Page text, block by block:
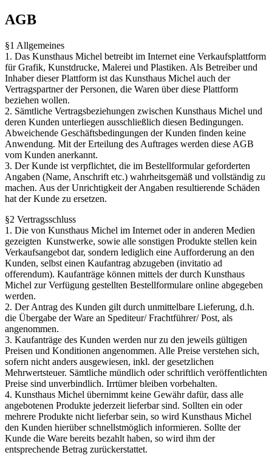
AGB
§1 Allgemeines
1. Das Kunsthaus Michel betreibt im Internet eine Verkaufsplattform
für Grafik, Kunstdrucke, Malerei und Plastiken. Als Betreiber und
Inhaber dieser Plattform ist das Kunsthaus Michel auch der
Vertragspartner der Personen, die Waren über diese Plattform
beziehen wollen.
2. Sämtliche Vertragsbeziehungen zwischen Kunsthaus Michel und
deren Kunden unterliegen ausschließlich diesen Bedingungen.
Abweichende Geschäftsbedingungen der Kunden finden keine
Anwendung. Mit der Erteilung des Auftrages werden diese AGB
vom Kunden anerkannt.
3. Der Kunde ist verpflichtet, die im Bestellformular geforderten
Angaben (Name, Anschrift etc.) wahrheitsgemäß und vollständig zu
machen. Aus der Unrichtigkeit der Angaben resultierende Schäden
hat der Kunde zu ersetzen.
§2 Vertragsschluss
1. Die von Kunsthaus Michel im Internet oder in anderen Medien
gezeigten Kunstwerke, sowie alle sonstigen Produkte stellen kein
Verkaufsangebot dar, sondern lediglich eine Aufforderung an den
Kunden, selbst einen Kaufantrag abzugeben (invitatio ad
offerendum). Kaufanträge können mittels der durch Kunsthaus
Michel zur Verfügung gestellten Bestellformulare online abgegeben
werden.
2. Der Antrag des Kunden gilt durch unmittelbare Lieferung, d.h.
die Übergabe der Ware an Spediteur/ Frachtführer/ Post, als
angenommen.
3. Kaufanträge des Kunden werden nur zu den jeweils gültigen
Preisen und Konditionen angenommen. Alle Preise verstehen sich,
sofern nicht anders ausgewiesen, inkl. der gesetzlichen
Mehrwertsteuer. Sämtliche mündlich oder schriftlich veröffentlichten
Preise sind unverbindlich. Irrtümer bleiben vorbehalten.
4. Kunsthaus Michel übernimmt keine Gewähr dafür, dass alle
angebotenen Produkte jederzeit lieferbar sind. Sollten ein oder
mehrere Produkte nicht lieferbar sein, so wird Kunsthaus Michel
den Kunden hierüber schnellstmöglich informieren. Sollte der
Kunde die Ware bereits bezahlt haben, so wird ihm der
entsprechende Betrag zurückerstattet.